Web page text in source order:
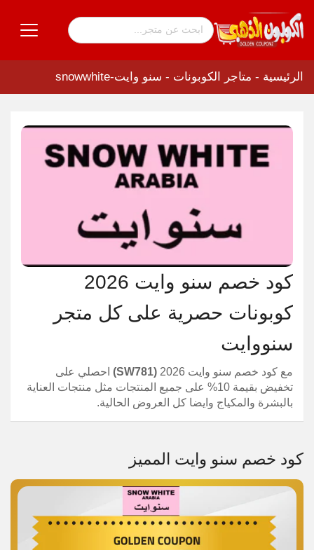
الرئيسية - متاجر الكوبونات - سنو وايت-snowwhite
كود خصم سنو وايت 2026
كوبونات حصرية على كل متجر
سنووايت
مع كود خصم سنو وايت 2026 (SW781)
احصلي على
تخفيض بقيمة 10% على جميع المنتجات مثل منتجات العناية
بالبشرة والمكياج وايضا كل العروض الحالية.
كود خصم سنو وايت المميز